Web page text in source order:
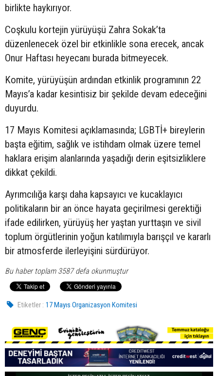
birlikte haykırıyor.
Coşkulu kortejin yürüyüşü Zahra Sokak’ta
düzenlenecek özel bir etkinlikle sona erecek, ancak
Onur Haftası heyecanı burada bitmeyecek.
Komite, yürüyüşün ardından etkinlik programının 22
Mayıs’a kadar kesintisiz bir şekilde devam edeceğini
duyurdu.
17 Mayıs Komitesi açıklamasında; LGBTİ+ bireylerin
başta eğitim, sağlık ve istihdam olmak üzere temel
haklara erişim alanlarında yaşadığı derin eşitsizliklere
dikkat çekildi.
Ayrımcılığa karşı daha kapsayıcı ve kucaklayıcı
politikaların bir an önce hayata geçirilmesi gerektiği
ifade edilirken, yürüyüş her yaştan yurttaşın ve sivil
toplum örgütlerinin yoğun katılımıyla barışçıl ve kararlı
bir atmosferde ilerleyişini sürdürüyor.
Bu haber toplam 3587 defa okunmuştur
Etiketler : 17 Mayıs Organizasyon Komitesi